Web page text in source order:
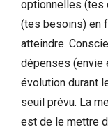
optionnelles (tes
(tes besoins) en
atteindre.
dépenses (envie
évolution durant
seuil prévu. La
est de le mettre